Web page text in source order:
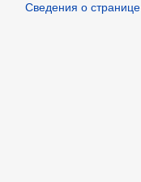
Сведения о странице